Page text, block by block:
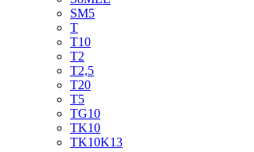
SM5
T
T10
T2
T2,5
T20
T5
TG10
TK10
TK10K13